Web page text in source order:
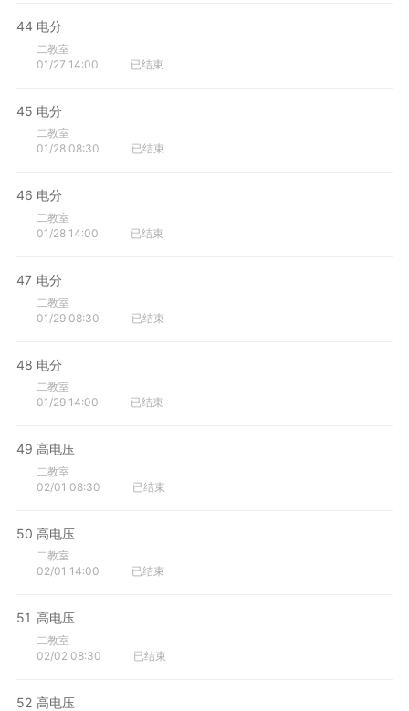
44 电分
二教室
01/27 14:00
已结束
45 电分
二教室
01/28 08:30
已结束
46 电分
二教室
01/28 14:00
已结束
47 电分
二教室
01/29 08:30
已结束
48 电分
二教室
01/29 14:00
已结束
49 高电压
二教室
02/01 08:30
已结束
50 高电压
二教室
02/01 14:00
已结束
51 高电压
二教室
02/02 08:30
已结束
52 高电压